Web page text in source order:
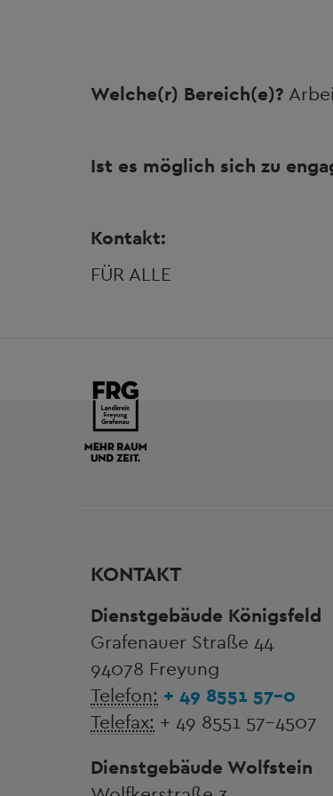
Welche(r) Bereich(e)?
Ist es möglich sich zu
Kontakt:
FÜR ALLE
KONTAKT
Dienstgebäude Königsfeld
Grafenauer Straße 44
94078 Freyung
Telefon: + 49 8551 57-0
Telefax: + 49 8551 57-4507
Dienstgebäude Wolfstein